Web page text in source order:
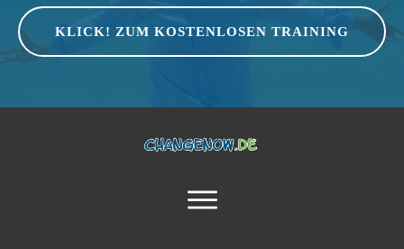
KLICK! ZUM KOSTENLOSEN TRAINING